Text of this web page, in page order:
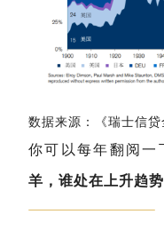
数据来源：《瑞士信
你可以每年翻阅一
羊，谁处在上升趋势